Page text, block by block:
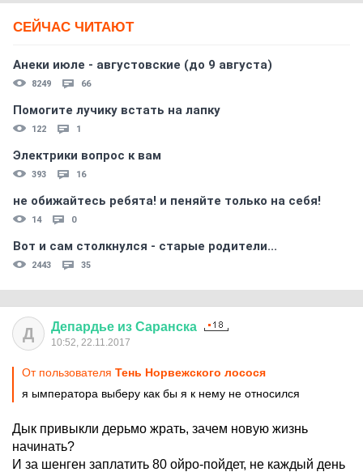
СЕЙЧАС ЧИТАЮТ
Анеки июле - августовские (до 9 августа)
8249 66
Помогите лучику встать на лапку
122 1
Электрики вопрос к вам
393 16
не обижайтесь ребята! и пеняйте только на себя!
14 0
Вот и сам столкнулся - старые родители...
2443 35
Д Депардье из Саранска
10:52, 22.11.2017
От пользователя Тень Норвежского лосося
я ымператора выберу как бы я к нему не относился
Дык привыкли дерьмо жрать, зачем новую жизнь
начинать?
И за шенген заплатить 80 ойро-пойдет, не каждый день